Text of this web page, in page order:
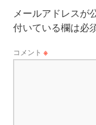
メールアドレスが
付いている欄は必
コメント※